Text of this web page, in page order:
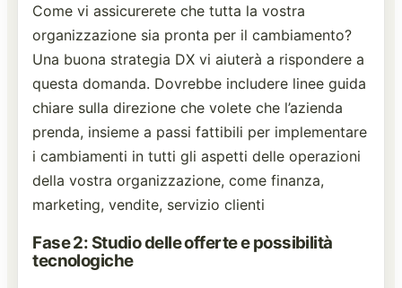
Come vi assicurerete che tutta la vostra
organizzazione sia pronta per il cambiamento?
Una buona strategia DX vi aiuterà a rispondere a
questa domanda. Dovrebbe includere linee guida
chiare sulla direzione che volete che l’azienda
prenda, insieme a passi fattibili per implementare
i cambiamenti in tutti gli aspetti delle operazioni
della vostra organizzazione, come finanza,
marketing, vendite, servizio clienti
Fase 2: Studio delle offerte e possibilità
tecnologiche